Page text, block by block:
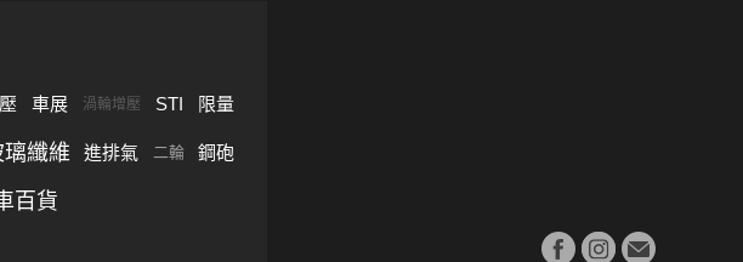
車展 渦輪增壓 STI 限量
璃纖維 進排氣 二輪 鋼砲
百貨